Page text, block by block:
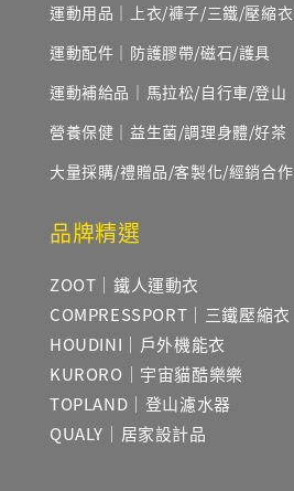
運動用品｜上衣/褲子/三鐵/壓縮衣
運動配件｜防護膠帶/磁石/護具
運動補給品｜馬拉松/自行車/登山
營養保健｜益生菌/調理身體/好茶
大量採購/禮贈品/客製化/經銷合作
品牌精選
ZOOT｜鐵人運動衣
COMPRESSPORT｜三鐵壓縮衣
HOUDINI｜戶外機能衣
KURORO｜宇宙貓酷樂樂
TOPLAND｜登山濾水器
QUALY｜居家設計品